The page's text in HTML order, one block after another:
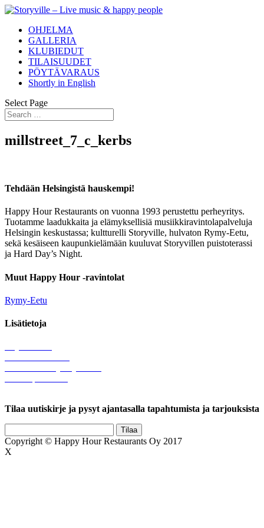
OHJELMA
GALLERIA
KLUBIEDUT
TILAISUUDET
PÖYTÄVARAUS
Shortly in English
Select Page
millstreet_7_c_kerbs
Tehdään Helsingistä hauskempi!
Happy Hour Restaurants on vuonna 1993 perustettu perheyritys.
Tuotamme laadukkaita ja elämyksellisiä musiikkiravintolapalveluja
Helsingin keskustassa; kultturelli Storyville, hulvaton Rymy-Eetu,
sekä kesäiseen kaupunkielämään kuuluvat Storyvillen puistoterassi
ja Hard Day’s Night.
Muut Happy Hour -ravintolat
Rymy-Eetu
Lisätietoja
Tilaa uutiskirje ja pysyt ajantasalla tapahtumista ja tarjouksista
Copyright © Happy Hour Restaurants Oy 2017
X